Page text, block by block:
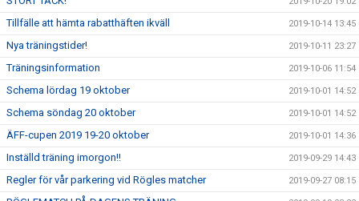
Tillfälle att hämta rabatthäften ikväll 2019-10-14 13:45
Nya träningstider! 2019-10-11 23:27
Träningsinformation 2019-10-06 11:54
Schema lördag 19 oktober 2019-10-01 14:52
Schema söndag 20 oktober 2019-10-01 14:52
ÄFF-cupen 2019 19-20 oktober 2019-10-01 14:36
Inställd träning imorgon!! 2019-09-29 14:43
Regler för vår parkering vid Rögles matcher 2019-09-27 08:15